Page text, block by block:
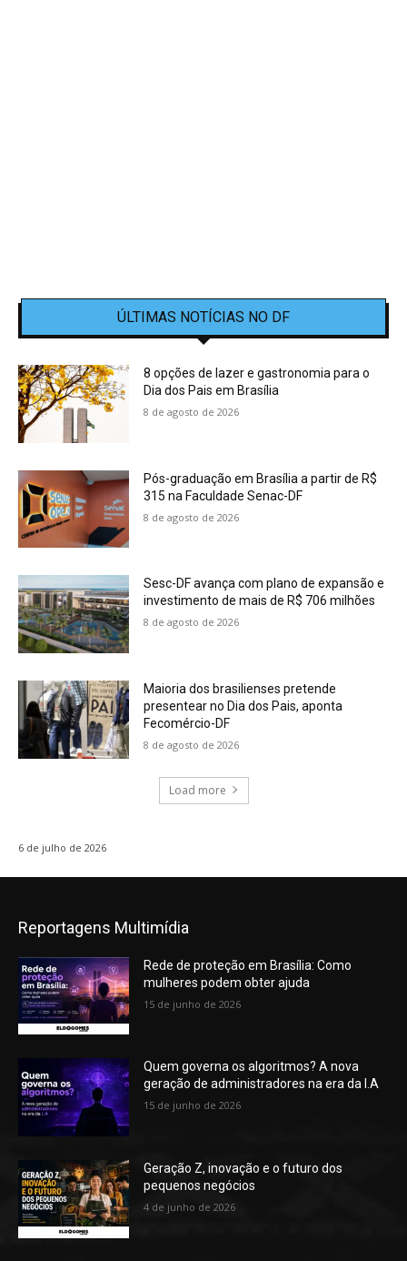
ÚLTIMAS NOTÍCIAS NO DF
8 opções de lazer e gastronomia para o
Dia dos Pais em Brasília
8 de agosto de 2026
Pós-graduação em Brasília a partir de R$
315 na Faculdade Senac-DF
8 de agosto de 2026
Sesc-DF avança com plano de expansão e
investimento de mais de R$ 706 milhões
8 de agosto de 2026
Maioria dos brasilienses pretende
presentear no Dia dos Pais, aponta
Fecomércio-DF
8 de agosto de 2026
Load more
6 de julho de 2026
Reportagens Multimídia
Rede de proteção em Brasília: Como
mulheres podem obter ajuda
15 de junho de 2026
Quem governa os algoritmos? A nova
geração de administradores na era da I.A
15 de junho de 2026
Geração Z, inovação e o futuro dos
pequenos negócios
4 de junho de 2026